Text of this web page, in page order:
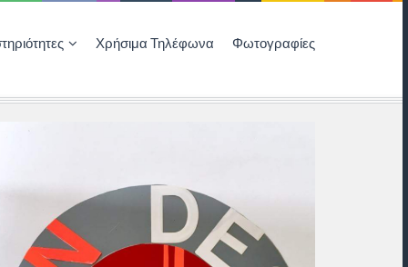
Χρήσιμα Τηλέφωνα Φωτογραφίες